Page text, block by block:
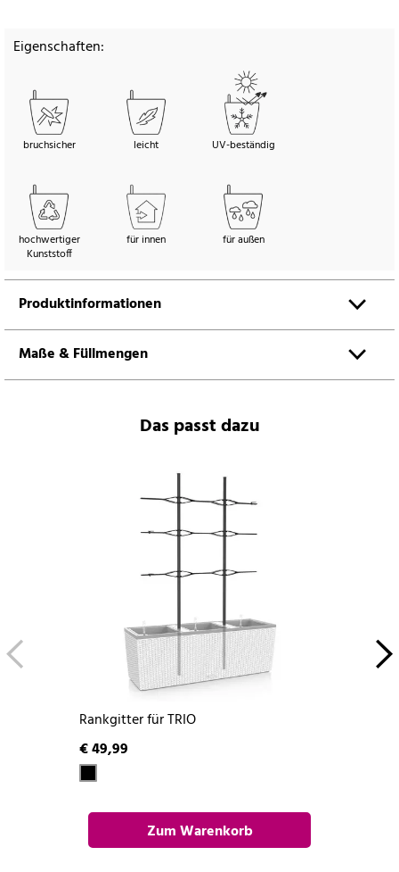
Eigenschaften:
bruchsicher leicht UV-beständig
hochwertiger
Kunststoff
für innen für außen
Produktinformationen
Maße & Füllmengen
Das passt dazu
Rankgitter für TRIO
€ 49,99
Zum Warenkorb